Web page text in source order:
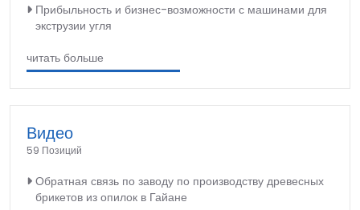
Прибыльность и бизнес-возможности с машинами для
экструзии угля
читать больше
Видео
59 Позиций
Обратная связь по заводу по производству древесных
брикетов из опилок в Гайане